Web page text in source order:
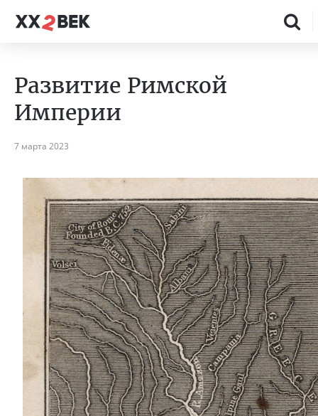
Развитие Римской
Империи
7 марта 2023